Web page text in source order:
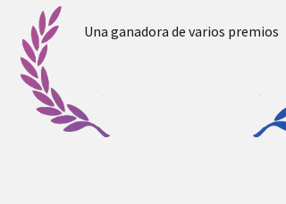
Una ganadora de varios premios